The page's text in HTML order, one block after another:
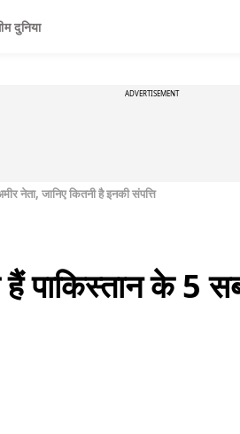
दुनिया
ADVERTISEMENT
नेता, जानिए कितनी है इनकी संपत्ति
के 5